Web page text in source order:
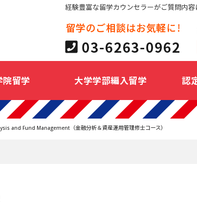
経験豊富な留学カウンセラーがご質問内容
院留学 大学学部編入留学 認
and Fund Management（金融分析＆資産運用管理修士コース）